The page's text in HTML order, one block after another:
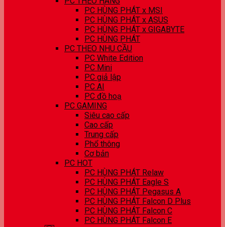
PC HÙNG PHÁT x MSI
PC HÙNG PHÁT x ASUS
PC HÙNG PHÁT x GIGABYTE
PC HÙNG PHÁT
PC THEO NHU CẦU
PC White Edition
PC Mini
PC giả lập
PC AI
PC đồ hoạ
PC GAMING
Siêu cao cấp
Cao cấp
Trung cấp
Phổ thông
Cơ bản
PC HOT
PC HÙNG PHÁT Relaw
PC HÙNG PHÁT Eagle S
PC HÙNG PHÁT Pegasus A
PC HÙNG PHÁT Falcon D Plus
PC HÙNG PHÁT Falcon C
PC HÙNG PHÁT Falcon E